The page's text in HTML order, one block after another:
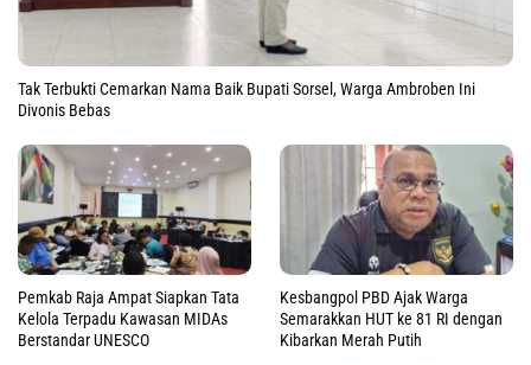
Tak Terbukti Cemarkan Nama Baik Bupati Sorsel, Warga Ambroben Ini
Divonis Bebas
Pemkab Raja Ampat Siapkan Tata
Kelola Terpadu Kawasan MIDAs
Berstandar UNESCO
Kesbangpol PBD Ajak Warga
Semarakkan HUT ke 81 RI dengan
Kibarkan Merah Putih